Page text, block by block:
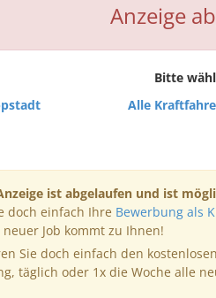
Anzeige
Bitte
Alle
ist abgelaufen und ist
doch einfach Ihre Bewerbung als
Job kommt zu Ihnen!
Sie doch einfach den kostenlosen
täglich oder 1x die Woche alle